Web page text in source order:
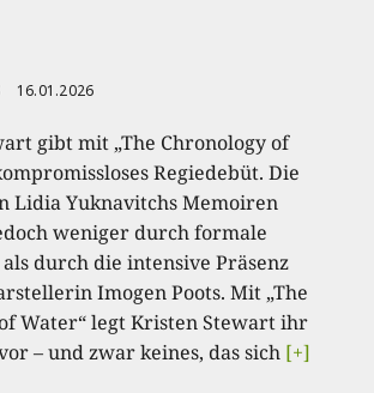
16.01.2026
gibt mit „The Chronology of
Regiedebüt. Die
Lidia Yuknavitchs Memoiren
weniger durch formale
durch die intensive Präsenz
Imogen Poots. Mit „The
Water“ legt Kristen Stewart ihr
– und zwar keines, das sich [+]